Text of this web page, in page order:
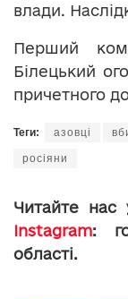
влади.
Перший
Білецький
причетного
Теги: азовці
росіяни
Читайте нас
Instagram:
області.